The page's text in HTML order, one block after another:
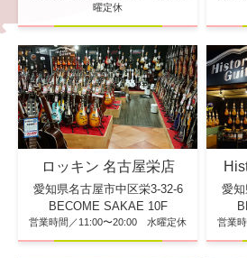
曜定休
ロッキン 名古屋栄店
愛知県名古屋市中区栄3-32-6
BECOME SAKAE 10F
営業時間／11:00〜20:00 水曜定休
愛
営業